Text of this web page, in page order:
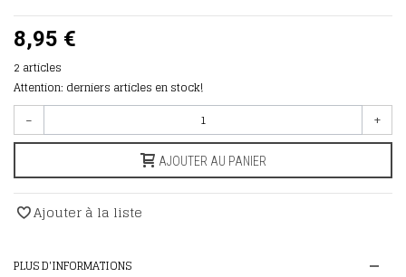
8,95 €
2 articles
Attention: derniers articles en stock!
- +
AJOUTER AU PANIER
Ajouter à la liste
PLUS D'INFORMATIONS